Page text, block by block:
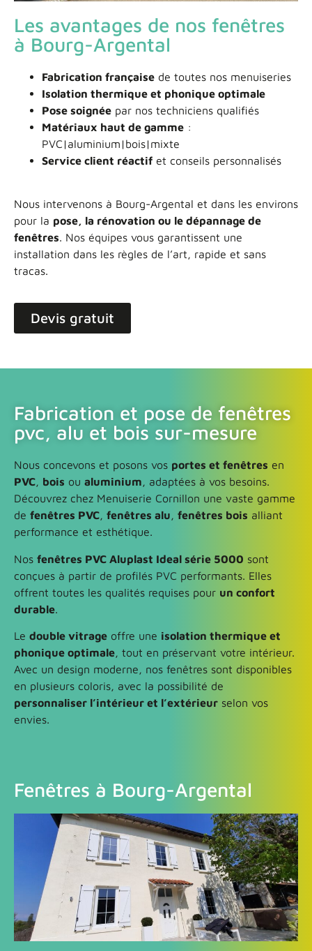
Les avantages de nos fenêtres
à Bourg-Argental
Fabrication française de toutes nos menuiseries
Isolation thermique et phonique optimale
Pose soignée par nos techniciens qualifiés
Matériaux haut de gamme :
PVC|aluminium|bois|mixte
Service client réactif et conseils personnalisés
Nous intervenons à Bourg-Argental et dans les environs
pour la pose, la rénovation ou le dépannage de
fenêtres. Nos équipes vous garantissent une
installation dans les règles de l’art, rapide et sans
tracas.
Devis gratuit
Fabrication et pose de fenêtres
pvc, alu et bois sur-mesure
Nous concevons et posons vos portes et fenêtres en
PVC, bois ou aluminium, adaptées à vos besoins.
Découvrez chez Menuiserie Cornillon une vaste gamme
de fenêtres PVC, fenêtres alu, fenêtres bois alliant
performance et esthétique.
Nos fenêtres PVC Aluplast Ideal série 5000 sont
conçues à partir de profilés PVC performants. Elles
offrent toutes les qualités requises pour un confort
durable.
Le double vitrage offre une isolation thermique et
phonique optimale, tout en préservant votre intérieur.
Avec un design moderne, nos fenêtres sont disponibles
en plusieurs coloris, avec la possibilité de
personnaliser l’intérieur et l’extérieur selon vos
envies.
Fenêtres à Bourg-Argental